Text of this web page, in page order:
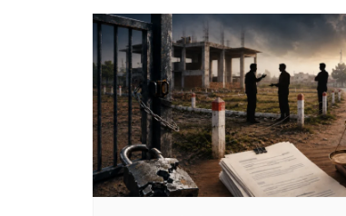
o
o
k
p
p